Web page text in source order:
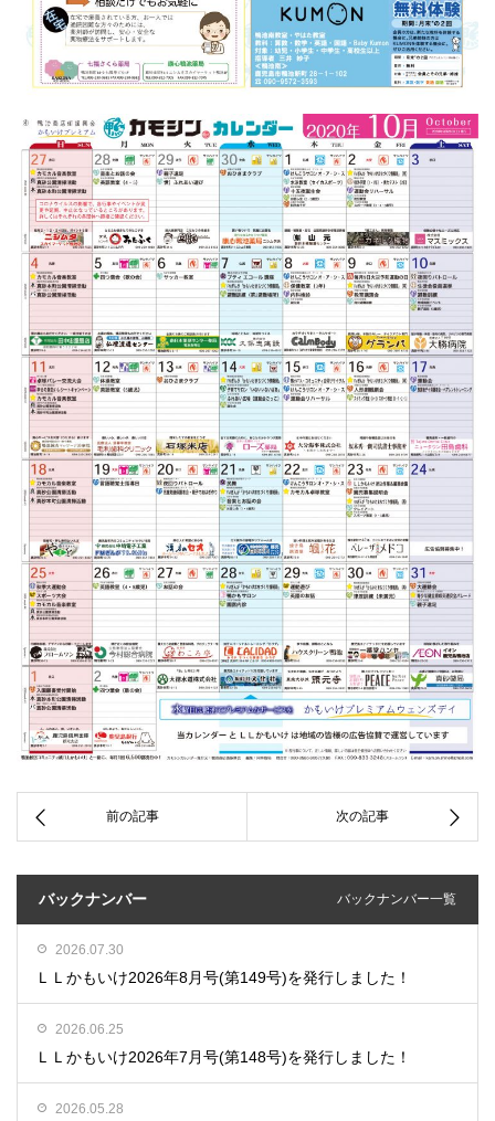
バックナンバー バックナンバー一覧
2026.07.30
ＬＬかもいけ2026年8月号(第149号)を発行しました！
2026.06.25
ＬＬかもいけ2026年7月号(第148号)を発行しました！
2026.05.28